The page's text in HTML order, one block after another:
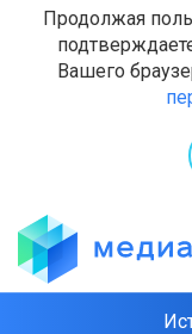
Продолжая
Вашего